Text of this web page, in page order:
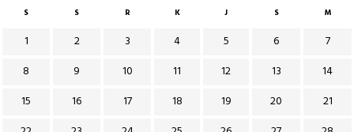
S S R K J S M
1 2 3 4 5 6
7
8
9 10 11 12 13
14
15
16 17 18 19 20
21